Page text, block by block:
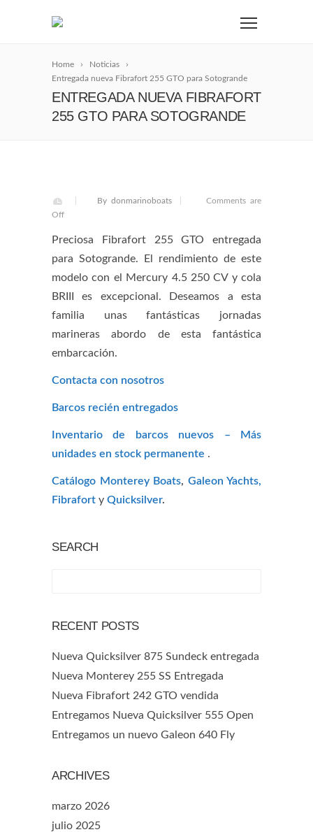
Home
Noticias
Entregada nueva Fibrafort 255 GTO para Sotogrande
ENTREGADA NUEVA FIBRAFORT
255 GTO PARA SOTOGRANDE
By donmarinoboats
Comments are
Off
Preciosa Fibrafort 255 GTO entregada
para Sotogrande. El rendimiento de este
modelo con el Mercury 4.5 250 CV y cola
BRIII es excepcional. Deseamos a esta
familia unas fantásticas jornadas
marineras abordo de esta fantástica
embarcación.
Contacta con nosotros
Barcos recién entregados
Inventario de barcos nuevos – Más
unidades en stock permanente .
Catálogo Monterey Boats, Galeon Yachts,
Fibrafort y Quicksilver.
SEARCH
RECENT POSTS
Nueva Quicksilver 875 Sundeck entregada
Nueva Monterey 255 SS Entregada
Nueva Fibrafort 242 GTO vendida
Entregamos Nueva Quicksilver 555 Open
Entregamos un nuevo Galeon 640 Fly
ARCHIVES
marzo 2026
julio 2025